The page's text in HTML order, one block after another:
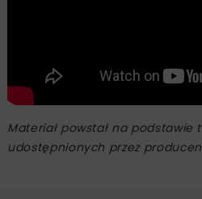
Materiał powstał na
udostępnionych przez